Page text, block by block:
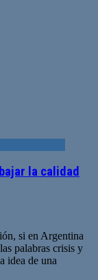
la calidad
si en Argentina
palabras crisis y
idea de una